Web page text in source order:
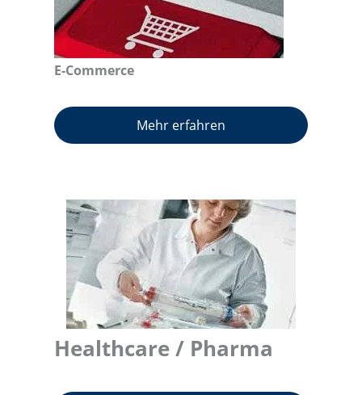
E-Commerce
Mehr erfahren
Healthcare / Pharma